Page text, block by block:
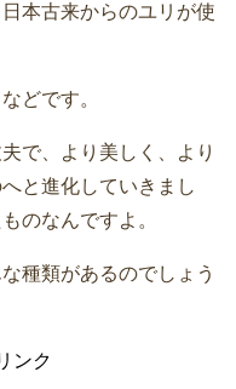
本古来からのユリが使
どです。
で、より美しく、より
と進化していきまし
のなんですよ。
種類があるのでしょう
ンク